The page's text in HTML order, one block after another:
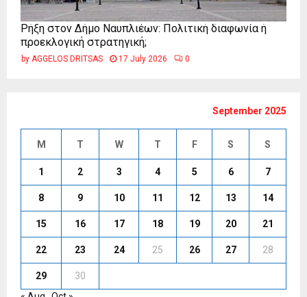
Ρήξη στον Δήμο Ναυπλιέων: Πολιτική διαφωνία ή
προεκλογική στρατηγική;
by AGGELOS DRITSAS 17 July 2026 0
September 2025
M T W T F S S
1 2 3 4 5 6 7
8 9 10 11 12 13 14
15 16 17 18 19 20 21
22 23 24 25 26 27 28
29
30